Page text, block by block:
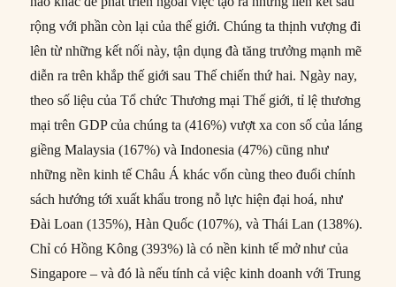
rộng với phần còn lại của thế giới. Chúng ta thịnh vượng đi
lên từ những kết nối này, tận dụng đà tăng trưởng mạnh mẽ
diễn ra trên khắp thế giới sau Thế chiến thứ hai. Ngày nay,
theo số liệu của Tổ chức Thương mại Thế giới, tỉ lệ thương
mại trên GDP của chúng ta (416%) vượt xa con số của láng
giềng Malaysia (167%) và Indonesia (47%) cũng như
những nền kinh tế Châu Á khác vốn cùng theo đuổi chính
sách hướng tới xuất khẩu trong nỗ lực hiện đại hoá, như
Đài Loan (135%), Hàn Quốc (107%), và Thái Lan (138%).
Chỉ có Hồng Kông (393%) là có nền kinh tế mở như của
Singapore – và đó là nếu tính cả việc kinh doanh với Trung